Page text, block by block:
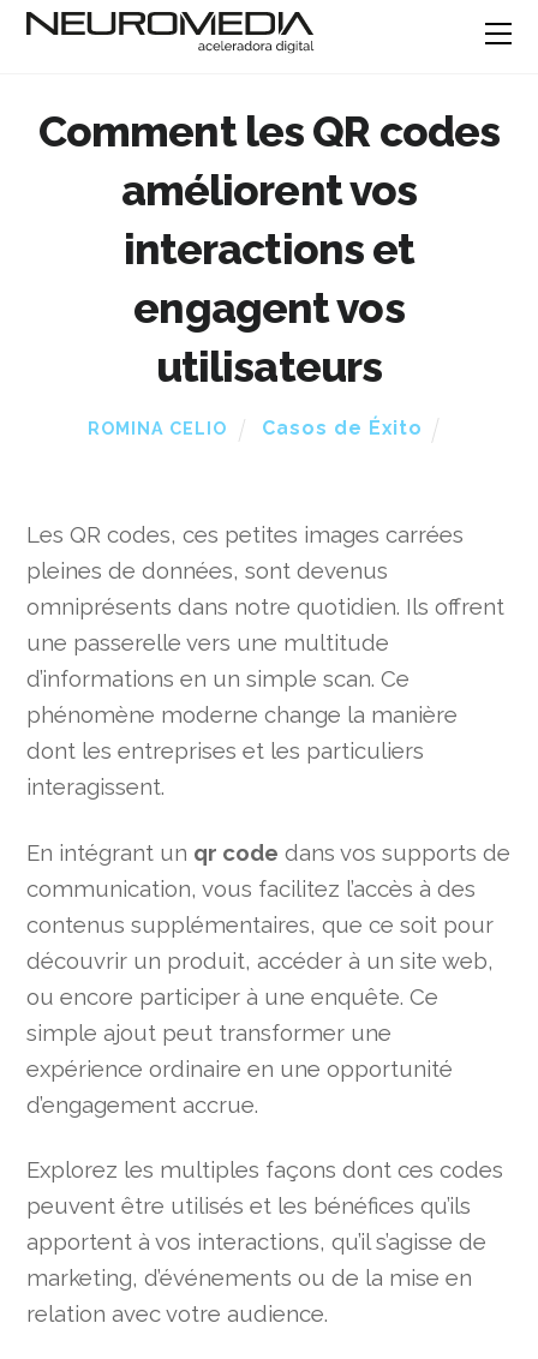
Comment les QR codes
améliorent vos
interactions et
engagent vos
utilisateurs
ROMINA CELIO Casos de Éxito
Les QR codes, ces petites images carrées
pleines de données, sont devenus
omniprésents dans notre quotidien. Ils offrent
une passerelle vers une multitude
d’informations en un simple scan. Ce
phénomène moderne change la manière
dont les entreprises et les particuliers
interagissent.
En intégrant un qr code dans vos supports de
communication, vous facilitez l’accès à des
contenus supplémentaires, que ce soit pour
découvrir un produit, accéder à un site web,
ou encore participer à une enquête. Ce
simple ajout peut transformer une
expérience ordinaire en une opportunité
d’engagement accrue.
Explorez les multiples façons dont ces codes
peuvent être utilisés et les bénéfices qu’ils
apportent à vos interactions, qu’il s’agisse de
marketing, d’événements ou de la mise en
relation avec votre audience.